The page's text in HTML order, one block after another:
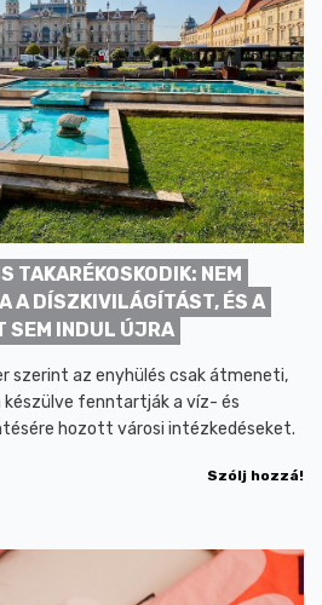
TAKARÉKOSKODIK: NEM
A DÍSZKIVILÁGÍTÁST, ÉS A
SEM INDUL ÚJRA
szerint az enyhülés csak átmeneti,
készülve fenntartják a víz- és
hozott városi intézkedéseket.
Szólj hozzá!